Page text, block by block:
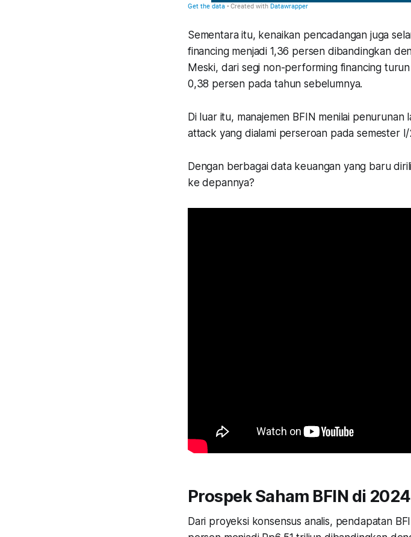
Sementara itu, kenaikan pencadangan juga
financing menjadi 1,36 persen dibandingkan
Meski, dari segi non-performing financing
0,38 persen pada tahun sebelumnya.
Di luar itu, manajemen BFIN menilai
attack yang dialami perseroan pada semester
Dengan berbagai data keuangan yang baru
ke depannya?
Prospek Saham BFIN di 2024
Dari proyeksi konsensus analis, pendapatan